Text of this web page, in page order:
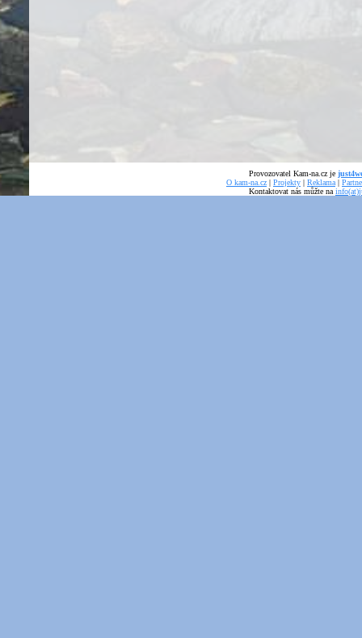
Provozovatel Kam-na.cz je
O kam-na.cz | Projekty | Reklama |
Kontaktovat nás můžte na